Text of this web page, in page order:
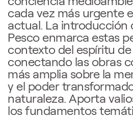
cada vez más urgente
actual. La introducción
Pesco enmarca estas
contexto del espíritu de
conectando las obras
más amplia sobre la
y el poder
naturaleza. Aporta
los fundamentos